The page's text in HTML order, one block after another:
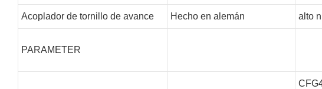
Acoplador de tornillo de avance Hecho en alemán alto
PARAMETER